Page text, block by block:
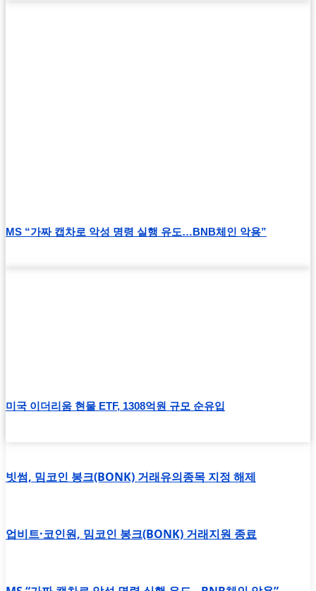
MS “가짜 캡차로 악성 명령 실행 유도…BNB체인 악용”
미국 이더리움 현물 ETF, 1308억원 규모 순유입
빗썸, 밈코인 봉크(BONK) 거래유의종목 지정 해제
업비트·코인원, 밈코인 봉크(BONK) 거래지원 종료